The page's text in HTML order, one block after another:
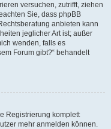
versuchen, zutrifft, ziehen
Sie, dass phpBB
anbieten kann
jeglicher Art ist; außer
wenden, falls es
Forum gibt?“ behandelt
Registrierung komplett
mehr anmelden können.